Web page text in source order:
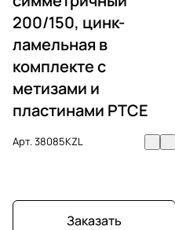
200/150, цинк-
ламельная в
комплекте с
метизами и
пластинами PTCE
Арт.38085KZL
Заказать